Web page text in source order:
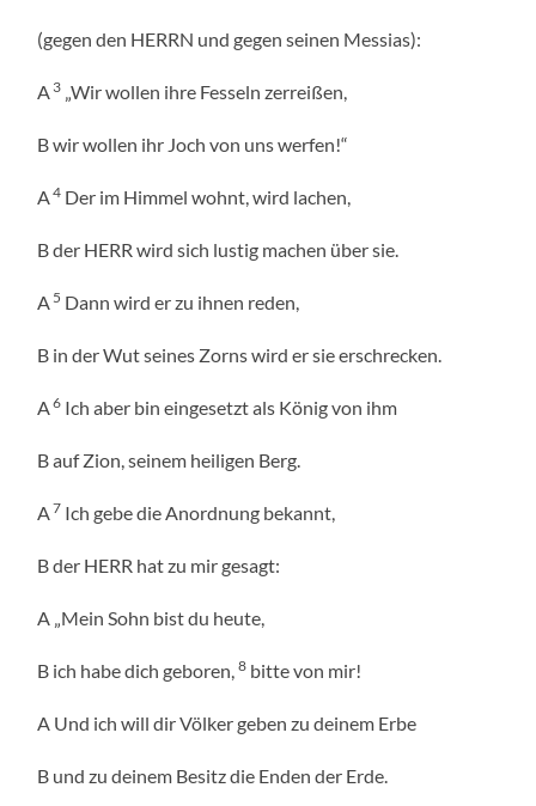
(gegen den HERRN und gegen seinen Messias):
A 3 „Wir wollen ihre Fesseln zerreißen,
B wir wollen ihr Joch von uns werfen!“
A4 Der im Himmel wohnt, wird lachen,
B der HERR wird sich lustig machen über sie.
A 5 Dann wird er zu ihnen reden,
B in der Wut seines Zorns wird er sie erschrecken.
A6 Ich aber bin eingesetzt als König von ihm
B auf Zion, seinem heiligen Berg.
A7 Ich gebe die Anordnung bekannt,
B der HERR hat zu mir gesagt:
A „Mein Sohn bist du heute,
B ich habe dich geboren,8 bitte von mir!
A Und ich will dir Völker geben zu deinem Erbe
B und zu deinem Besitz die Enden der Erde.